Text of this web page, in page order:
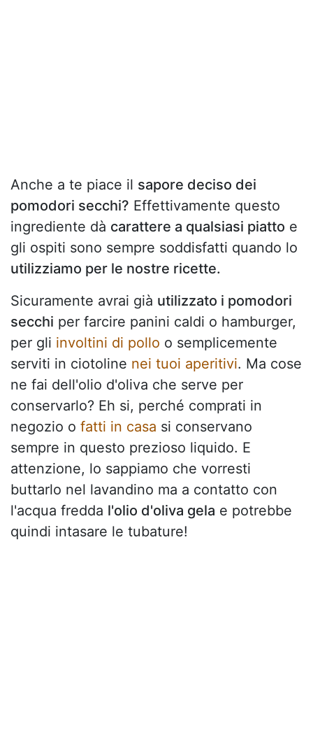
Anche a te piace il sapore deciso dei
pomodori secchi? Effettivamente questo
ingrediente dà carattere a qualsiasi piatto e
gli ospiti sono sempre soddisfatti quando lo
utilizziamo per le nostre ricette.
Sicuramente avrai già utilizzato i pomodori
secchi per farcire panini caldi o hamburger,
per gli involtini di pollo o semplicemente
serviti in ciotoline nei tuoi aperitivi. Ma cose
ne fai dell'olio d'oliva che serve per
conservarlo? Eh si, perché comprati in
negozio o fatti in casa si conservano
sempre in questo prezioso liquido. E
attenzione, lo sappiamo che vorresti
buttarlo nel lavandino ma a contatto con
l'acqua fredda l'olio d'oliva gela e potrebbe
quindi intasare le tubature!